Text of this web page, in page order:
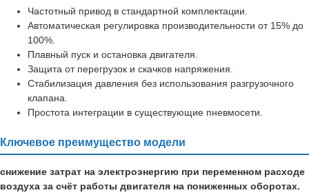
Частотный привод в стандартной комплектации.
Автоматическая регулировка производительности от 15% до
100%.
Плавный пуск и остановка двигателя.
Защита от перегрузок и скачков напряжения.
Стабилизация давления без использования разгрузочного
клапана.
Простота интеграции в существующие пневмосети.
Ключевое преимущество модели
снижение затрат на электроэнергию при переменном расходе
воздуха за счёт работы двигателя на пониженных оборотах.